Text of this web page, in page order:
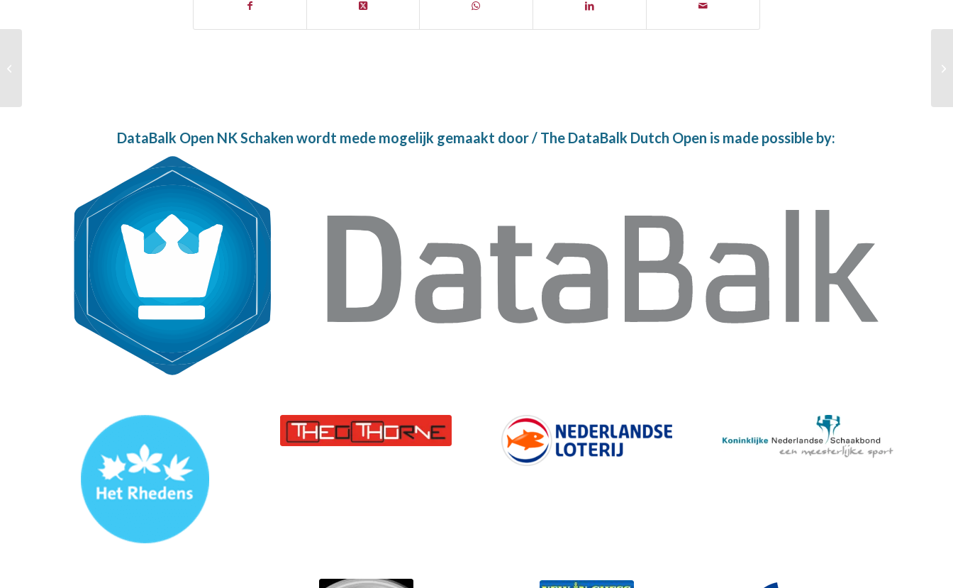
DataBalk Open NK Schaken wordt mede mogelijk gemaakt door / The DataBalk Dutch Open is made possible by: